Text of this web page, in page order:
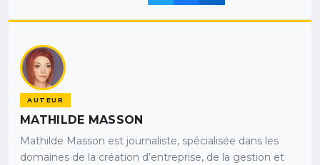
AUTEUR
MATHILDE MASSON
Mathilde Masson est journaliste, spécialisée dans les
domaines de la création d’entreprise, de la gestion et